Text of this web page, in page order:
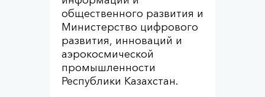
общественного развития и
Министерство цифрового
развития, инноваций и
аэрокосмической
промышленности
Республики Казахстан.